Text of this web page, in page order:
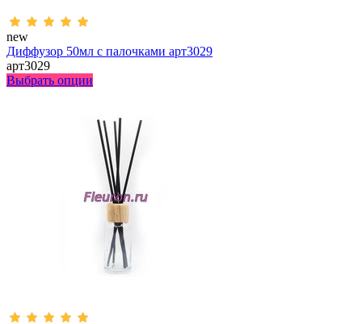
new
Диффузор 50мл с палочками арт3029
арт3029
Выбрать опции